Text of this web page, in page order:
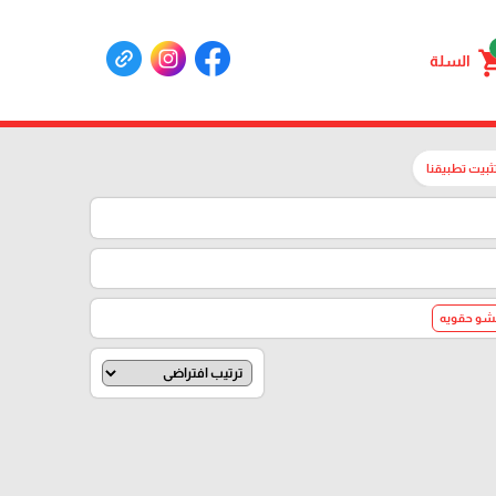
السلة
تطبيقنا
حقويه